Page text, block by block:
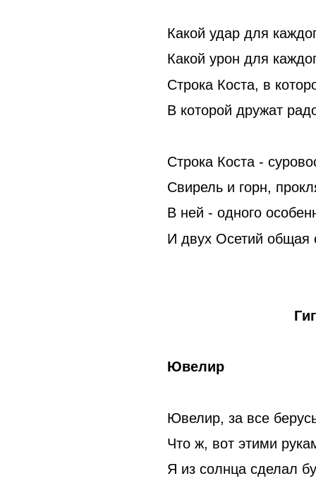
Какой удар для
Какой урон для
Строка Коста, в
В которой дружат
Строка Коста -
Свирель и горн,
В ней - одного
И двух Осетий общая
Гиго
Ювелир
Ювелир, за все
Что ж, вот этими
Я из солнца сделал